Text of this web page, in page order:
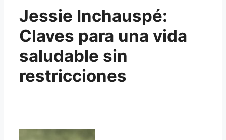
Jessie Inchauspé:
Claves para una vida
saludable sin
restricciones